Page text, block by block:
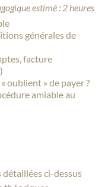
estimé : 2 heures
générales de
facture
oublient » de payer ?
amiable au
ci-dessus